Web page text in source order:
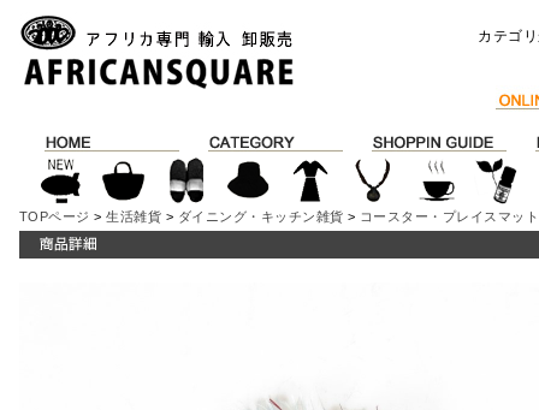
カテゴ
TOPページ >生活雑貨 > ダイニング・キッチン雑貨 > コースター・プレイスマット